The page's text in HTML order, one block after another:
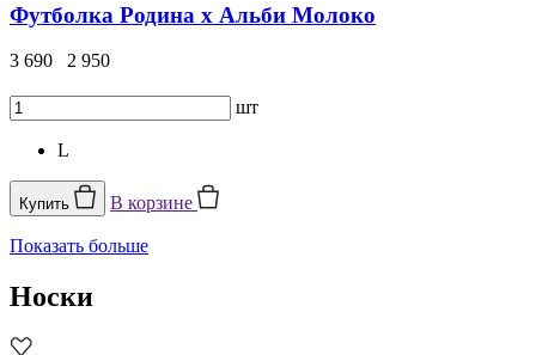
Футболка Родина х Альби Молоко
3 690 2 950
шт
L
Купить В корзине
Показать больше
Носки